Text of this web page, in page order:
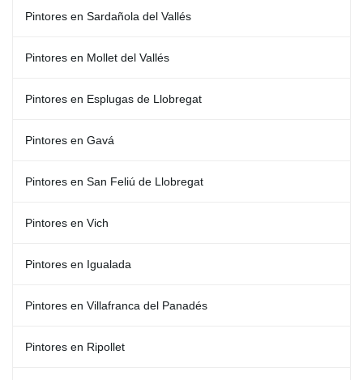
Pintores en Sardañola del Vallés
Pintores en Mollet del Vallés
Pintores en Esplugas de Llobregat
Pintores en Gavá
Pintores en San Feliú de Llobregat
Pintores en Vich
Pintores en Igualada
Pintores en Villafranca del Panadés
Pintores en Ripollet